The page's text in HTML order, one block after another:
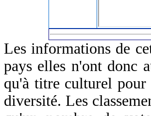
Les informations de
pays elles n'ont donc
qu'à titre culturel pour
diversité. Les